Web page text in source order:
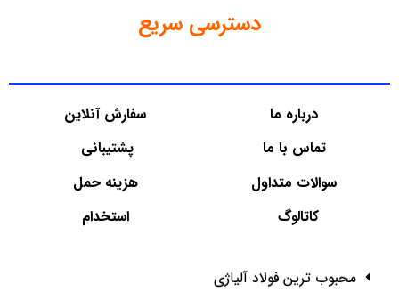
دسترسی سریع
درباره ما
تماس با ما
سوالات متداول
کاتالوگ
سفارش آنلاین
پشتیبانی
هزینه حمل
استخدام
محبوب ترین فولاد آلیاژی